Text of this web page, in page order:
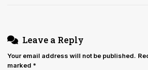
Leave a Reply
Your email address will not be published.
marked *